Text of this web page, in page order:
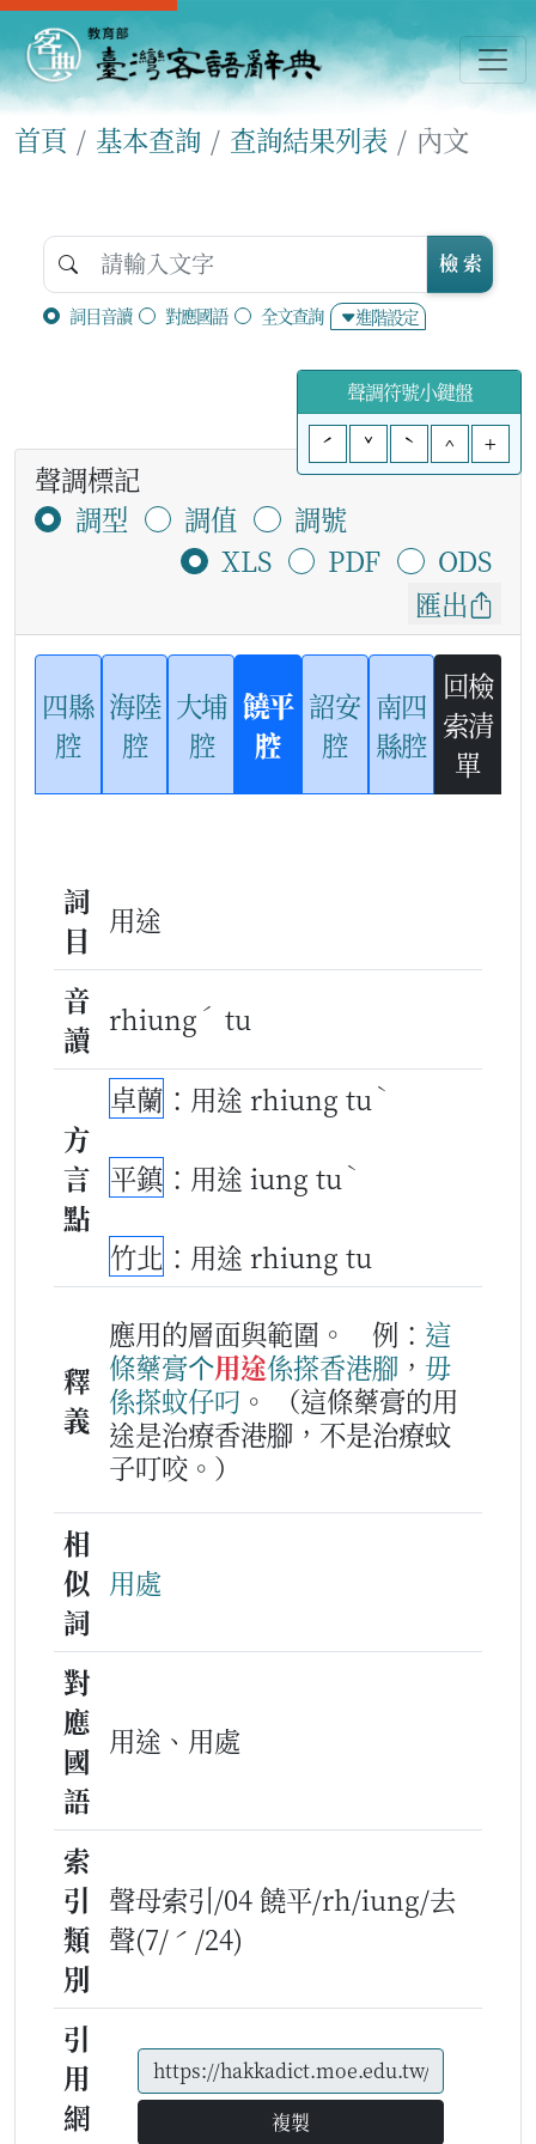
首頁 基本查詢 查詢結果列表 內文
詞目音讀 對應國語 全文查詢 進階設定
檢 索
聲調符號小鍵盤
ˊ
ˇ ˋ ^ +
聲調標記
調型
調值
調號
XLS
PDF
ODS
匯出
四縣
腔
海陸
腔
大埔
腔
饒平
腔
詔安
腔
南四
縣腔
回檢
索清
單
詞
目
用途
音
讀
rhiung ˊ tu
方
言
點
卓蘭 ：用途 rhiung tu ˋ
平鎮 ：用途 iung tu ˋ
竹北 ：用途 rhiung tu
釋
義
應用的層面與範圍。 例： 這
條藥膏个用途係搽香港腳 ， 毋
係搽蚊仔叼 。
（這條藥膏的用
途是治療香港腳，不是治療蚊
子叮咬。）
相
似
詞
用處
對
應
國
語
用途、用處
索
引
類
別
聲母索引/04 饒平/rh/iung/去
聲(7/ˊ/24)
引
用
網
複製